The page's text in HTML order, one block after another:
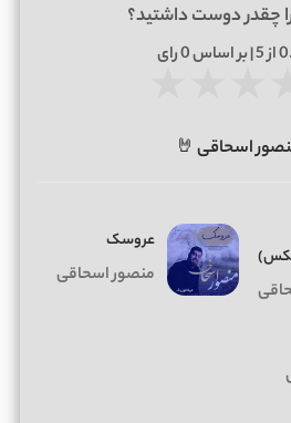
چقدر دوست داشتید؟
از 5 | بر اساس 0رای
اسحاقی 🤘
عروسک
منصور اسحاقی